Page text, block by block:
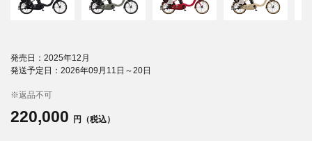
発売日：2025年12月
発送予定日：2026年09月11日～20日
※返品不可
220,000 円（税込）